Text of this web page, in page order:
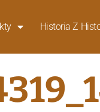
Historia Z